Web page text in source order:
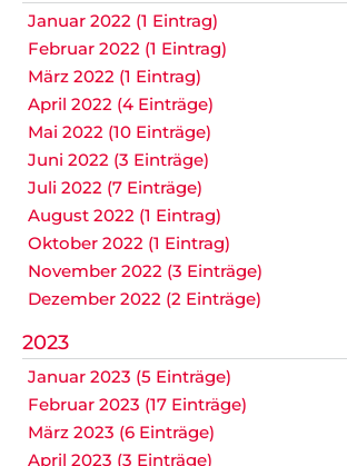
Januar 2022 (1 Eintrag)
Februar 2022 (1 Eintrag)
März 2022 (1 Eintrag)
April 2022 (4 Einträge)
Mai 2022 (10 Einträge)
Juni 2022 (3 Einträge)
Juli 2022 (7 Einträge)
August 2022 (1 Eintrag)
Oktober 2022 (1 Eintrag)
November 2022 (3 Einträge)
Dezember 2022 (2 Einträge)
2023
Januar 2023 (5 Einträge)
Februar 2023 (17 Einträge)
März 2023 (6 Einträge)
April 2023 (3 Einträge)